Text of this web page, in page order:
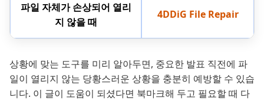
파일 자체가 손상되어 열리
지 않을 때
4DDiG File Repair
상황에 맞는 도구를 미리 알아두면, 중요한 발표 직전에 파
일이 열리지 않는 당황스러운 상황을 충분히 예방할 수 있습
니다. 이 글이 도움이 되셨다면 북마크해 두고 필요할 때 다